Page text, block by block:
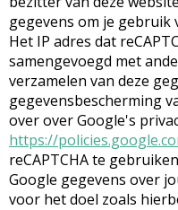
gegevens om je gebruik
Het IP adres dat
samengevoegd met
verzamelen van deze
gegevensbescherming
over over Google's
https://
reCAPTCHA te
Google gegevens over
voor het doel zoals